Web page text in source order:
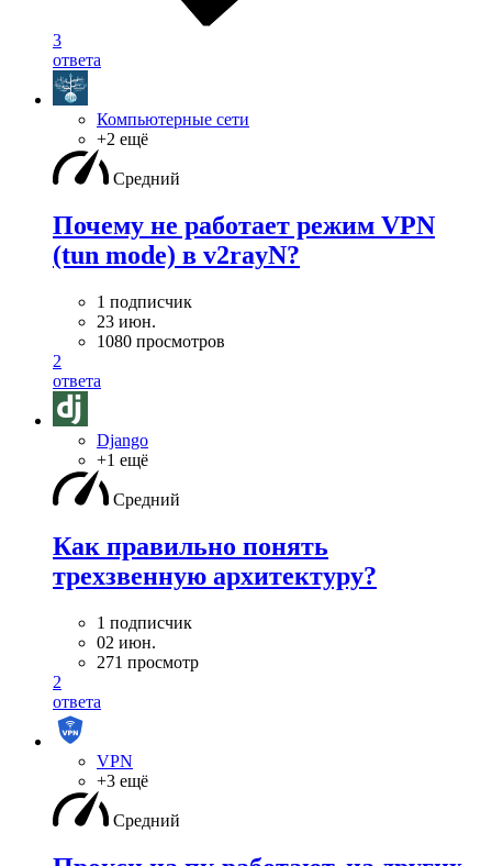
3
ответа
Компьютерные сети
+2 ещё
Средний
Почему не работает режим VPN
(tun mode) в v2rayN?
1 подписчик
23 июн.
1080 просмотров
2
ответа
Django
+1 ещё
Средний
Как правильно понять
трехзвенную архитектуру?
1 подписчик
02 июн.
271 просмотр
2
ответа
VPN
+3 ещё
Средний